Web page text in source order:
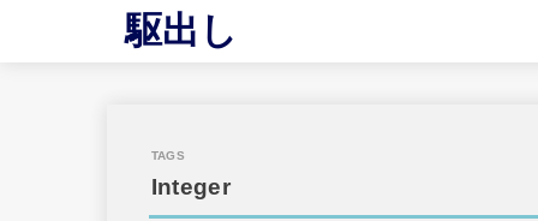
駆出し
Integer